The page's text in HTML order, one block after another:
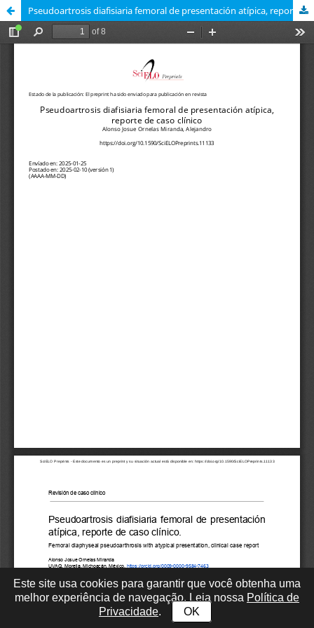
Pseudoartrosis diafisiaria femoral de presentación atípica, reporte de caso clínico
Este site usa cookies para garantir que você obtenha uma
melhor experiência de navegação. Leia nossa Política de
Privacidade. OK